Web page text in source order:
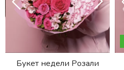
Букет недели Розали